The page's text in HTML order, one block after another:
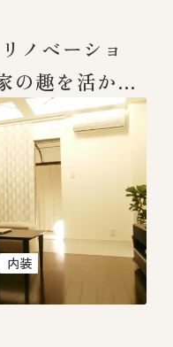
ノベーショ
の趣を活かし
内装